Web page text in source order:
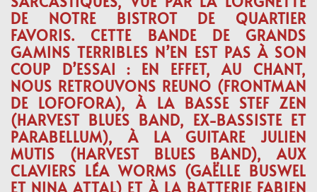
DE NOTRE BISTROT DE QUARTIER
FAVORIS. CETTE BANDE DE GRANDS
GAMINS TERRIBLES N’EN EST PAS À SON
COUP D’ESSAI : EN EFFET, AU CHANT,
NOUS RETROUVONS REUNO (FRONTMAN
DE LOFOFORA), À LA BASSE STEF ZEN
(HARVEST BLUES BAND, EX-BASSISTE ET
PARABELLUM), À LA GUITARE JULIEN
MUTIS (HARVEST BLUES BAND), AUX
CLAVIERS LÉA WORMS (GAËLLE BUSWEL
ET NINA ATTAL) ET À LA BATTERIE FABIEN